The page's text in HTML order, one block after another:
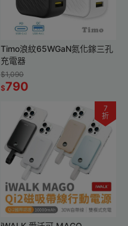
Timo浪紋65WGaN氮化鎵三孔
充電器
$1,090
$790
7
折